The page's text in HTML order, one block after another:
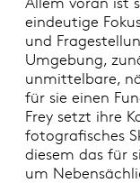
eindeutige
und
Umgebung,
unmittelbare,
für sie einen
Frey setzt ihre
fotografisches
diesem das für
um